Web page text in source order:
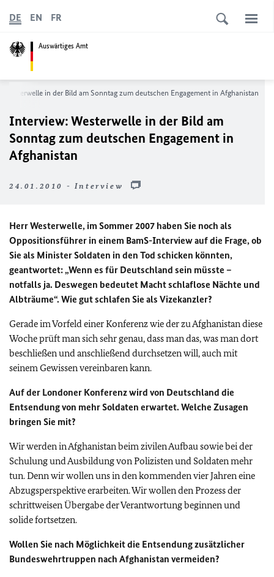
Auswärtiges Amt
DE EN FR
Westerwelle in der Bild am Sonntag zum deutschen Engagement in Afghanistan
Interview: Westerwelle in der Bild am
Sonntag zum deutschen Engagement in
Afghanistan
24.01.2010 - Interview
Herr Westerwelle, im Sommer 2007 haben Sie noch als
Oppositionsführer in einem BamS-Interview auf die Frage, ob
Sie als Minister Soldaten in den Tod schicken könnten,
geantwortet: „Wenn es für Deutschland sein müsste –
notfalls ja. Deswegen bedeutet Macht schlaflose Nächte und
Albträume“. Wie gut schlafen Sie als Vizekanzler?
Gerade im Vorfeld einer Konferenz wie der zu Afghanistan diese
Woche prüft man sich sehr genau, dass man das, was man dort
beschließen und anschließend durchsetzen will, auch mit
seinem Gewissen vereinbaren kann.
Auf der Londoner Konferenz wird von Deutschland die
Entsendung von mehr Soldaten erwartet. Welche Zusagen
bringen Sie mit?
Wir werden in Afghanistan beim zivilen Aufbau sowie bei der
Schulung und Ausbildung von Polizisten und Soldaten mehr
tun. Denn wir wollen uns in den kommenden vier Jahren eine
Abzugsperspektive erarbeiten. Wir wollen den Prozess der
schrittweisen Übergabe der Verantwortung beginnen und
solide fortsetzen.
Wollen Sie nach Möglichkeit die Entsendung zusätzlicher
Bundeswehrtruppen nach Afghanistan vermeiden?